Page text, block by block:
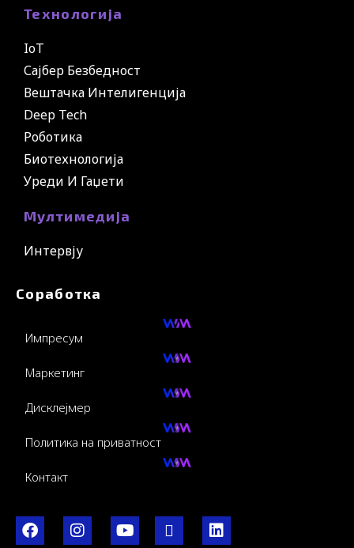
Технологија
IoT
Сајбер Безбедност
Вештачка Интелигенција
Deep Tech
Роботика
Биотехнологија
Уреди И Гаџети
Мултимедија
Интервју
Соработка
Импресум
Маркетинг
Дисклејмер
Политика на приватност
Контакт
F
a
I
n
Y
o
I
c
L
i